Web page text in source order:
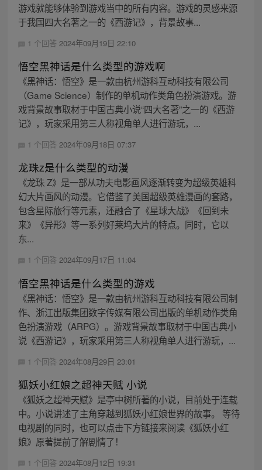
游戏就能够体验到游戏当中的所有内容。游戏的灵感来源
于我国四大名著之一的《西游记》，背景故事...
1 个回答 2024年09月19日 22:10
悟空黑神话是什么类型的游戏啊
《黑神话：悟空》是一款由杭州游科互动科技有限公司
（Game Science）制作的单机动作类角色扮演游戏。游
戏背景故事取材于中国古典小说“四大名著”之一的《西游
记》，玩家采用第三人称视角单人进行游玩，...
1 个回答 2024年09月18日 07:37
龙珠z是什么类型的动漫
《龙珠 Z》是一部从功夫电影画风逐渐转变为超级英雄科
幻大片画风的动漫。它借鉴了美国超级英雄漫画的套路，
包含星际旅行等元素，还融合了《星球大战》《回到未
来》《异形》等一系列好莱坞大片的特点。同时，它以
东...
1 个回答 2024年09月17日 11:04
悟空黑神话是什么类型的游戏
《黑神话：悟空》是一款由杭州游科互动科技有限公司制
作、浙江出版集团数字传媒有限公司出版的单机动作类角
色扮演游戏（ARPG）。游戏背景故事取材于中国古典小
说《西游记》，玩家采用第三人称视角单人进行游玩，...
1 个回答 2024年08月29日 23:01
狐妖小红娘之超神天赋 小说
《狐妖之超神天赋》是亭中树所著的小说，目前处于连载
中。小说讲述了主角穿越到狐妖小红娘世界的故事。 等待
电视剧的同时，也可以点击下方链接来阅读《狐妖小红
娘》原著提前了解剧情了！
1 个回答 2024年08月12日 19:31